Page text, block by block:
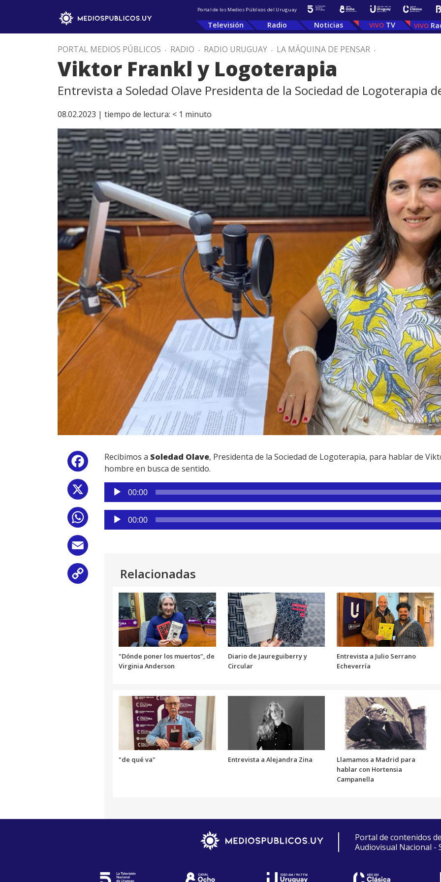
Portal de los Medios Públicos del Uruguay
Televisión Radio Noticias TV
PORTAL MEDIOS PÚBLICOS . RADIO . RADIO URUGUAY . LA MÁQUINA DE PENSAR .
Viktor Frankl y Logoterapia
Entrevista a Soledad Olave Presidenta de la Sociedad de Logoterapia
08.02.2023 | tiempo de lectura: < 1 minuto
Facebook
WhatsApp
Recibimos a Soledad Olave, Presidenta de la Sociedad de Logoterapia, para hablar de
hombre en busca de sentido.
Reproductor
de
audio
00:00
Reproductor
de
00:00
Relacionadas
"Dónde poner los muertos", de
Virginia Anderson
Diario de Jaureguiberry y
Circular
Entrevista a Julio Serrano
Echeverría
"de qué va" Entrevista a Alejandra Zina
Llamamos a Madrid para
hablar con Hortensia
Campanella
Portal de contenidos
Audiovisual Nacional -